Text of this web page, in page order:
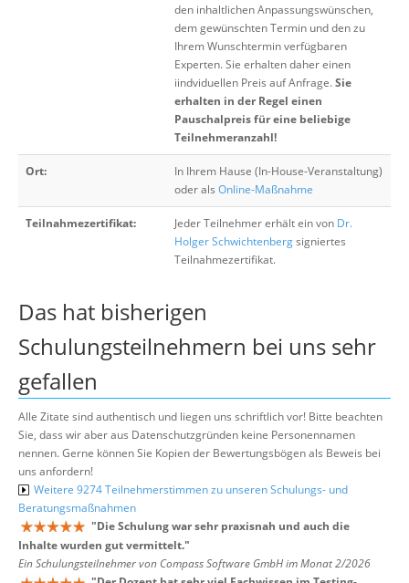
den inhaltlichen Anpassungswünschen,
dem gewünschten Termin und den zu
Ihrem Wunschtermin verfügbaren
Experten. Sie erhalten daher einen
iindviduellen Preis auf Anfrage.Sie
erhalten in der Regel einen
Pauschalpreis für eine beliebige
Teilnehmeranzahl!
Ort:
In Ihrem Hause (In-House-Veranstaltung)
oder als Online-Maßnahme
Teilnahmezertifikat: Jeder Teilnehmer erhält ein von Dr.
Holger Schwichtenbergsigniertes
Teilnahmezertifikat.
Das hat bisherigen
Schulungsteilnehmern bei uns sehr
gefallen
Alle Zitate sind authentisch und liegen uns schriftlich vor! Bitte beachten
Sie, dass wir aber aus Datenschutzgründen keine Personennamen
nennen. Gerne können Sie Kopien der Bewertungsbögen als Beweis bei
uns anfordern!
Weitere 9274 Teilnehmerstimmen zu unseren Schulungs- und
Beratungsmaßnahmen
"Die Schulung war sehr praxisnah und auch die
Inhalte wurden gut vermittelt."
Ein Schulungsteilnehmer von Compass Software GmbH im Monat 2/2026